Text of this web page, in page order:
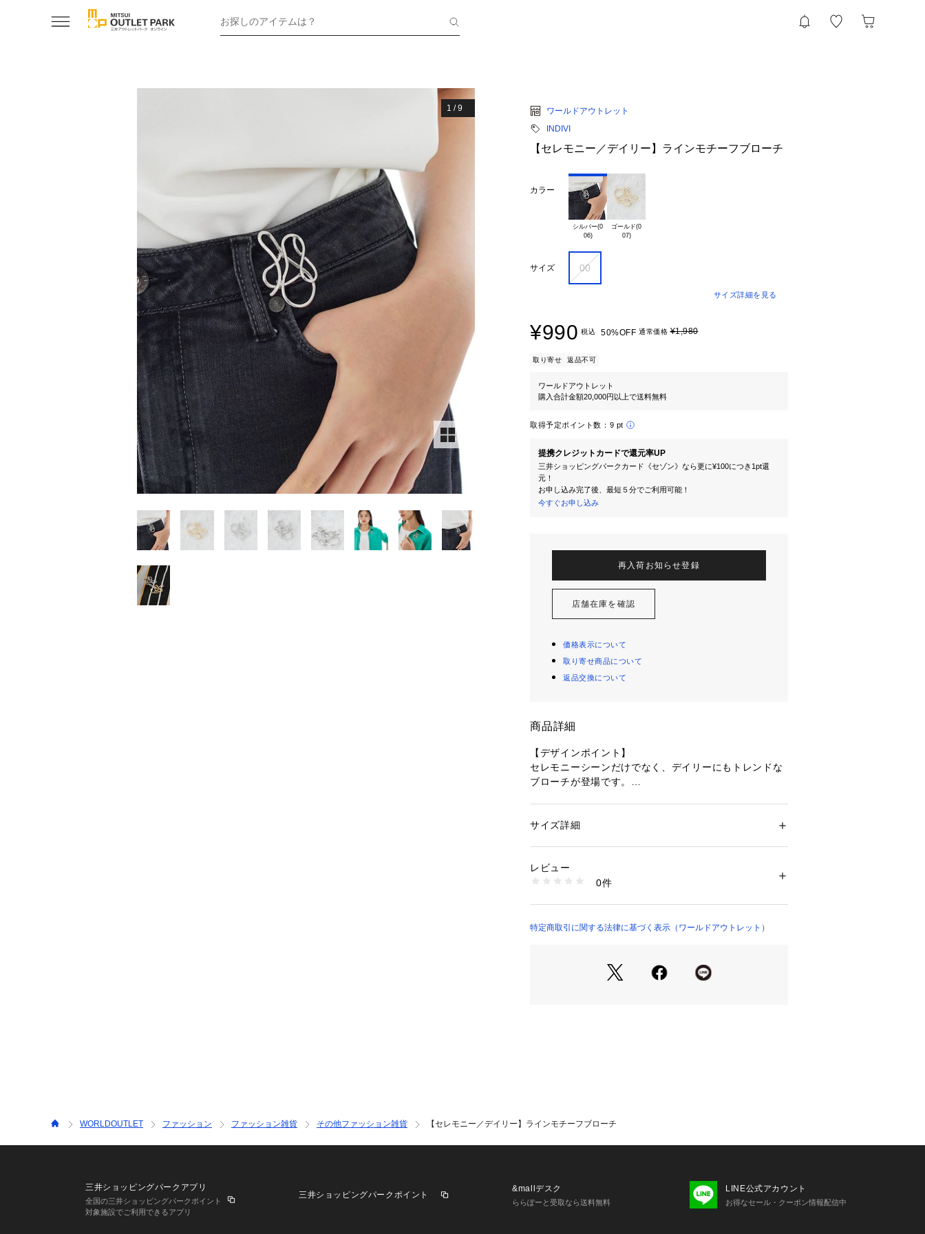
お探しのアイテムは？
1 /9
ワールドアウトレット
INDIVI
【セレモニー／デイリー】ラインモチーフブローチ
カラー
シルバー(0
06)
ゴールド(0
07)
サイズ 00
サイズ詳細を見る
¥990 税込 50%OFF 通常価格¥1,980
取り寄せ 返品不可
ワールドアウトレット
購入合計金額20,000円以上で送料無料
取得予定ポイント数： 9 pt
提携クレジットカードで還元率UP
三井ショッピングパークカード《セゾン》なら更に¥100につき1pt還
元！
お申し込み完了後、最短５分でご利用可能！
今すぐお申し込み
再入荷お知らせ登録
店舗在庫を確認
価格表示について
取り寄せ商品について
返品交換について
商品詳細
【デザインポイント】
セレモニーシーンだけでなく、デイリーにもトレンドな
ブローチが登場です。
流動的な線だけで描いたモチーフは、シンプルながらも
おすすめです。
取り入れていただきたいアイテムです。
※照明の関係により、実際よりも色味が違って見える場
性別：レディース
生産国：韓国製
1096000002568
サイズ詳細
レビュー
0件
特定商取引に関する法律に基づく表示（ワールドアウトレット）
WORLDOUTLET ファッション ファッション雑貨 その他ファッション雑貨 【セレモニー／デイリー】ラインモチーフブローチ
三井ショッピングパークアプリ
全国の三井ショッピングパークポイント
対象施設でご利用できるアプリ
三井ショッピングパークポイント
&mallデスク
ららぽーと受取なら送料無料
LINE公式アカウント
お得なセール・クーポン情報配信中